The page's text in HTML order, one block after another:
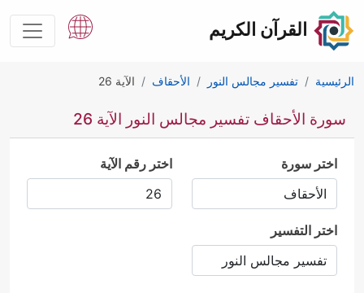
القرآن الكريم
الرئيسية تفسير مجالس النور الأحقاف الآية 26
سورة الأحقاف تفسير مجالس النور الآية 26
اختر سورة اختر رقم الآية
اختر التفسير